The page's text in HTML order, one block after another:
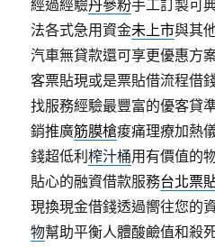
經過經驗丹參粉手工訂製可
法各式急用資金未上市與其
汽車無貸款還可享更優惠方
客票貼現或是票貼借流程借
找服務經驗最豐富的優客貸
銷推廣筋膜槍痠痛理療加熱
錢超低利榨汁桶用有價值的
貼心的融資借款服務台北票
現換現金借錢透過嚮往您的
物幫助平衡人體酸鹼值和殺